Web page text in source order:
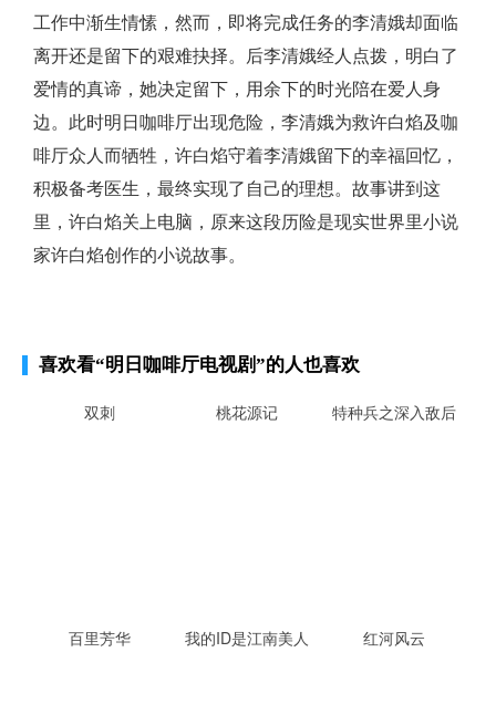
工作中渐生情愫，然而，即将完成任务的李清娥却面临
离开还是留下的艰难抉择。后李清娥经人点拨，明白了
爱情的真谛，她决定留下，用余下的时光陪在爱人身
边。此时明日咖啡厅出现危险，李清娥为救许白焰及咖
啡厅众人而牺牲，许白焰守着李清娥留下的幸福回忆，
积极备考医生，最终实现了自己的理想。故事讲到这
里，许白焰关上电脑，原来这段历险是现实世界里小说
家许白焰创作的小说故事。
喜欢看“明日咖啡厅电视剧”的人也喜欢
双刺 桃花源记 特种兵之深入敌后
百里芳华 我的ID是江南美人 红河风云